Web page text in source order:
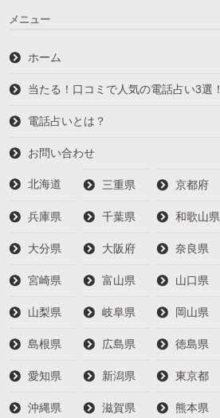
メニュー
ホーム
当たる！口コミで人気の電話占い3選！
電話占いとは？
お問い合わせ
北海道 三重県 京都府
兵庫県 千葉県 和歌山県
大分県 大阪府 奈良県
宮崎県 富山県 山口県
山梨県 岐阜県 岡山県
島根県 広島県 徳島県
愛知県 新潟県 東京都
沖縄県 滋賀県 熊本県